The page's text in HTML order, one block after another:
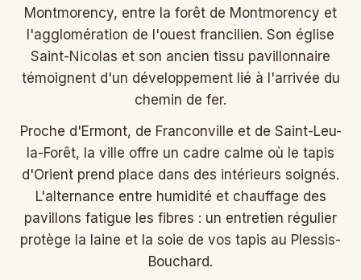
Montmorency, entre la forêt de Montmorency et
l'agglomération de l'ouest francilien. Son église
Saint-Nicolas et son ancien tissu pavillonnaire
témoignent d'un développement lié à l'arrivée du
chemin de fer.
Proche d'Ermont, de Franconville et de Saint-Leu-
la-Forêt, la ville offre un cadre calme où le tapis
d'Orient prend place dans des intérieurs soignés.
L'alternance entre humidité et chauffage des
pavillons fatigue les fibres : un entretien régulier
protège la laine et la soie de vos tapis au Plessis-
Bouchard.